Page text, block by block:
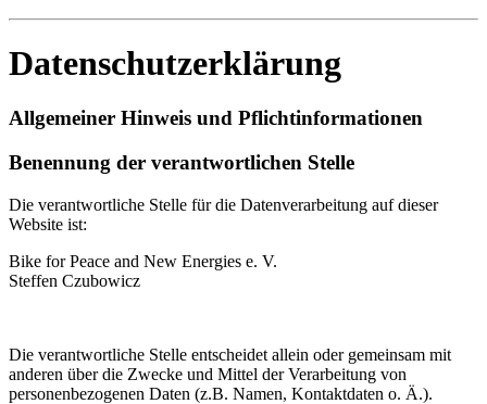
Datenschutzerklärung
Allgemeiner Hinweis und Pflichtinformationen
Benennung der verantwortlichen Stelle
Die verantwortliche Stelle für die Datenverarbeitung auf dieser
Website ist:
Bike for Peace and New Energies e. V.
Steffen Czubowicz
Die verantwortliche Stelle entscheidet allein oder gemeinsam mit
anderen über die Zwecke und Mittel der Verarbeitung von
personenbezogenen Daten (z.B. Namen, Kontaktdaten o. Ä.).